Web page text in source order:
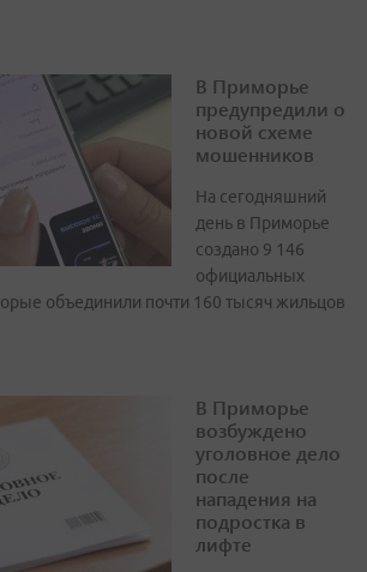
В Приморье
предупредили о
новой схеме
мошенников
На сегодняшний
день в Приморье
создано 9 146
официальных
объединили почти 160 тысяч жильцов
В Приморье
возбуждено
уголовное дело
после
нападения на
подростка в
лифте